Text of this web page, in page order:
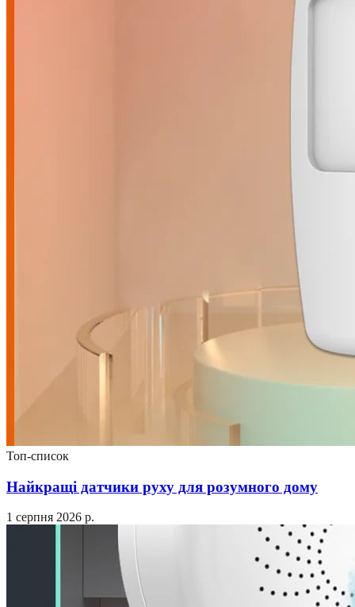
Топ-список
Найкращі датчики руху для розумного дому
1 серпня 2026 р.